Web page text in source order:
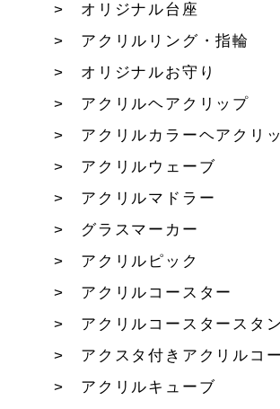
オリジナル台座
アクリルリング・指輪
オリジナルお守り
アクリルヘアクリップ
アクリルカラーヘアクリ
アクリルウェーブ
アクリルマドラー
グラスマーカー
アクリルピック
アクリルコースター
アクリルコースタースタ
アクスタ付きアクリルコ
アクリルキューブ